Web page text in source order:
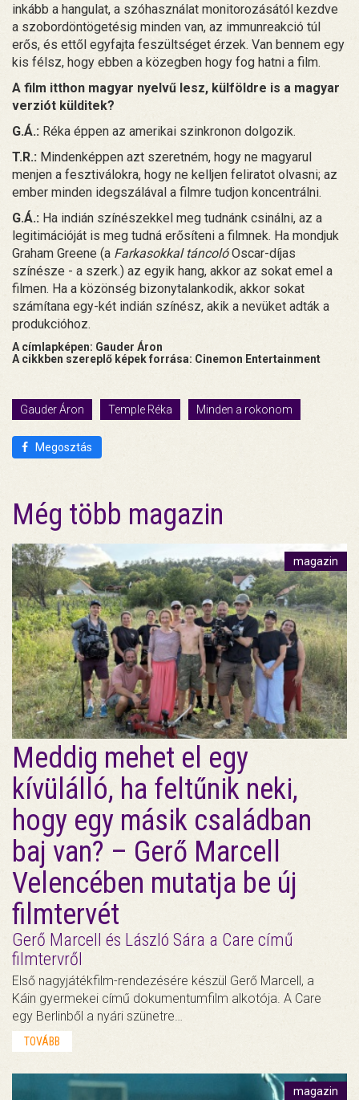
inkább a hangulat, a szóhasználat monitorozásától kezdve
a szobordöntögetésig minden van, az immunreakció túl
erős, és ettől egyfajta feszültséget érzek. Van bennem egy
kis félsz, hogy ebben a közegben hogy fog hatni a film.
A film itthon magyar nyelvű lesz, külföldre is a magyar
verziót külditek?
G.Á.: Réka éppen az amerikai szinkronon dolgozik.
T.R.: Mindenképpen azt szeretném, hogy ne magyarul
menjen a fesztiválokra, hogy ne kelljen feliratot olvasni; az
ember minden idegszálával a filmre tudjon koncentrálni.
G.Á.: Ha indián színészekkel meg tudnánk csinálni, az a
legitimációját is meg tudná erősíteni a filmnek. Ha mondjuk
Graham Greene (a Farkasokkal táncolóOscar-díjas
színésze - a szerk.) az egyik hang, akkor az sokat emel a
filmen. Ha a közönség bizonytalankodik, akkor sokat
számítana egy-két indián színész, akik a nevüket adták a
produkcióhoz.
A címlapképen: Gauder Áron
A cikkben szereplő képek forrása: Cinemon Entertainment
Gauder Áron Temple Réka Minden a rokonom
Megosztás
Még több magazin
magazin
Meddig mehet el egy
kívülálló, ha feltűnik neki,
hogy egy másik családban
baj van? – Gerő Marcell
Velencében mutatja be új
filmtervét
Gerő Marcell és László Sára a Care című
filmtervről
Első nagyjátékfilm-rendezésére készül Gerő Marcell, a
Káin gyermekei című dokumentumfilm alkotója. A Care
egy Berlinből a nyári szünetre…
TOVÁBB
magazin